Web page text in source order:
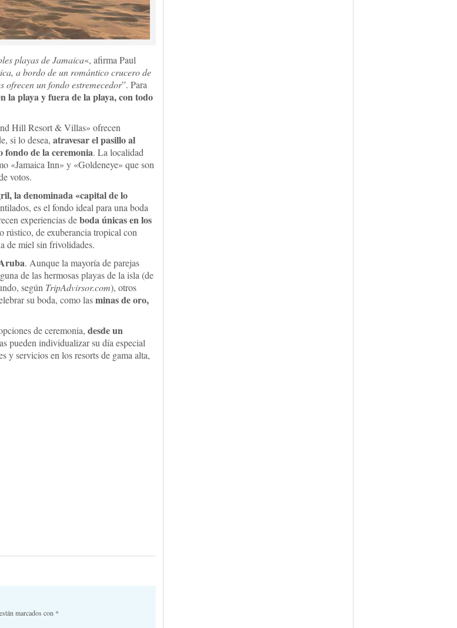
playas de Jamaica«, afirma Paul
a bordo de un romántico crucero de
ofrecen un fondo estremecedor”. Para
la playa y fuera de la playa, con todo
Hill Resort & Villas» ofrecen
si lo desea, atravesar el pasillo al
fondo de la ceremonia. La localidad
«Jamaica Inn» y «Goldeneye» que son
votos.
la denominada «capital de lo
es el fondo ideal para una boda
experiencias deboda únicas en los
rústico, de exuberancia tropical con
de miel sin frivolidades.
. Aunque la mayoría de parejas
de las hermosas playas de la isla (de
según TripAdvirsor.com), otros
su boda, como lasminas de oro,
de ceremonia, desde un
pueden individualizar su día especial
y servicios en los resorts de gama alta,
marcados con *